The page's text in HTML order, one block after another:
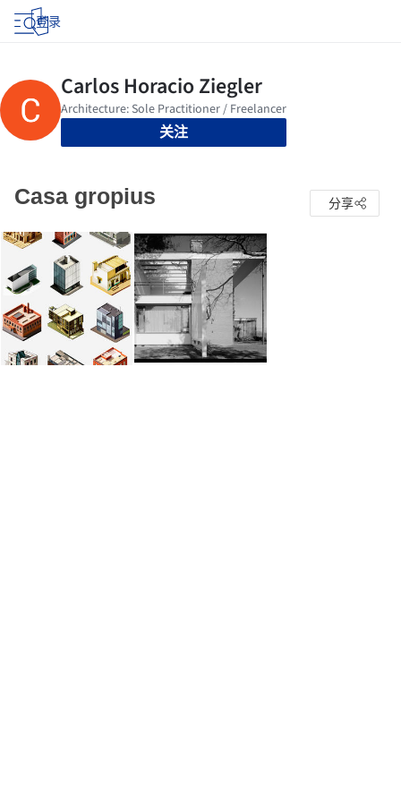
登录
关注
Casa gropius 分享